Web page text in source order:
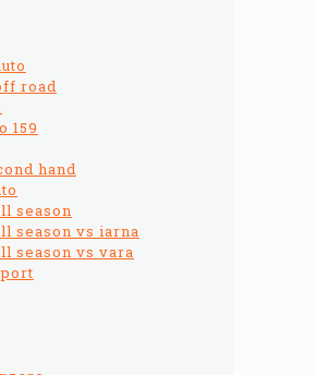
road
159
hand
season
season vs iarna
season vs vara